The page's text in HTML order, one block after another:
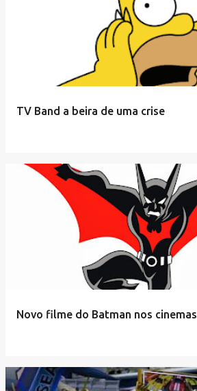
TV Band a beira de uma crise
Novo filme do Batman nos cinemas